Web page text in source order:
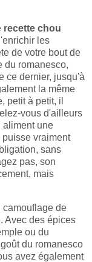
recette chou
les
de votre bout de
du romanesco,
ce dernier, jusqu'à
la même
petit à petit, il
vous d'ailleurs
aliment une
vraiment
sans
pas, son
mais
camouflage de
. Avec des épices
ou du
du romanesco
avez également